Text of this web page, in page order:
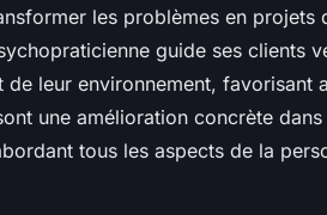
les problèmes en projets
guide ses clients
leur environnement, favorisant
une amélioration concrète
tous les aspects de la